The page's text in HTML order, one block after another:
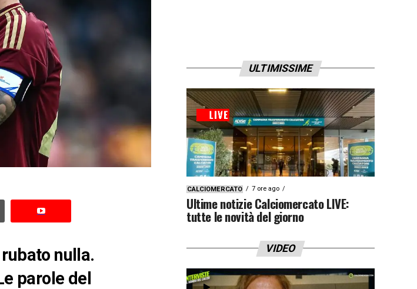
nulla.
parole del
ULTIMISSIME
CALCIOMERCATO 7 ore ago
Ultime notizie Calciomercato LIVE:
tutte le novità del giorno
VIDEO